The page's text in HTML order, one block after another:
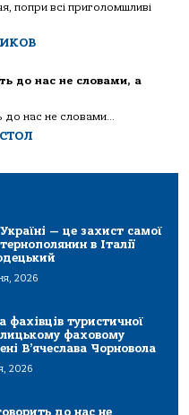
попри всі приголомшливі
до нас не словами, а
до нас не словами...
— це захист самої
в Італії
2026
фахівців туристичної
фаховому
В’ячеслава Чорновола
2026
до нас не